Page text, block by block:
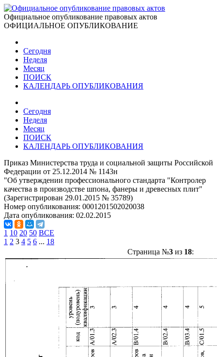
Официальное опубликование правовых актов
ОФИЦИАЛЬНОЕ ОПУБЛИКОВАНИЕ
Сегодня
Неделя
Месяц
ПОИСК
КАЛЕНДАРЬ ОПУБЛИКОВАНИЯ
Сегодня
Неделя
Месяц
ПОИСК
КАЛЕНДАРЬ ОПУБЛИКОВАНИЯ
Приказ Министерства труда и социальной защиты Российской
Федерации от 25.12.2014 № 1143н
"Об утверждении профессионального стандарта "Контролер
качества в производстве шпона, фанеры и древесных плит"
(Зарегистрирован 29.01.2015 № 35789)
Номер опубликования: 0001201502020038
Дата опубликования: 02.02.2015
1 10 20 50 ВСЕ
1 2 3 4 5 6 ... 18
Страница №3из 18: